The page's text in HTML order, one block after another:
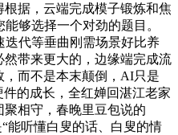
据，云端完成模子锻炼和焦
够选择一个对劲的题目。
代等垂曲刚需场景好比养
带来更大的，边缘端完成流
而不是本末颠倒，AI只是
的成长，全红婵回湛江老家
相守，春晚里豆包说的
能听懂白叟的话、白叟的情